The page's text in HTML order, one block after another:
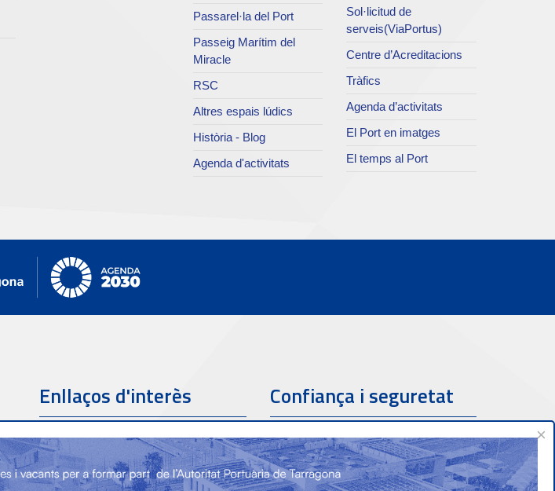
Passarel·la del Port
Passeig Marítim del
Miracle
RSC
Altres espais lúdics
Història - Blog
Agenda d'activitats
Sol·licitud de
serveis(ViaPortus)
Centre d’Acreditacions
Tràfics
Agenda d’activitats
El Port en imatges
El temps al Port
Enllaços d'interès Confiança i seguretat
×